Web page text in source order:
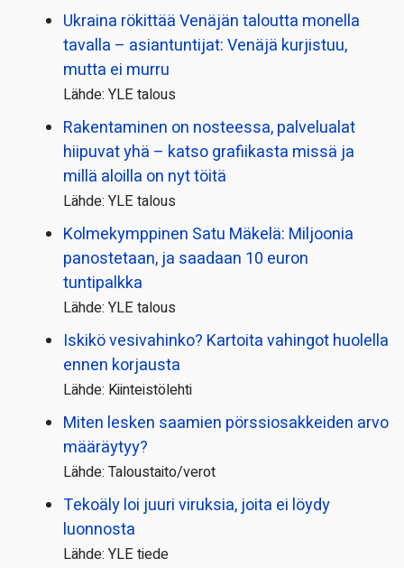
Ukraina rökittää Venäjän taloutta monella
tavalla – asiantuntijat: Venäjä kurjistuu,
mutta ei murru
Lähde: YLE talous
Rakentaminen on nosteessa, palvelualat
hiipuvat yhä – katso grafiikasta missä ja
millä aloilla on nyt töitä
Lähde: YLE talous
Kolmekymppinen Satu Mäkelä: Miljoonia
panostetaan, ja saadaan 10 euron
tuntipalkka
Lähde: YLE talous
Iskikö vesivahinko? Kartoita vahingot huolella
ennen korjausta
Lähde: Kiinteistölehti
Miten lesken saamien pörssi­osakkeiden arvo
määräytyy?
Lähde: Taloustaito/verot
Tekoäly loi juuri viruksia, joita ei löydy
luonnosta
Lähde: YLE tiede